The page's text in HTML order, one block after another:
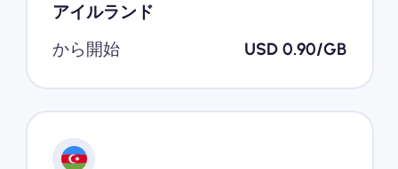
アイルランド
から開始
USD 0.90/GB